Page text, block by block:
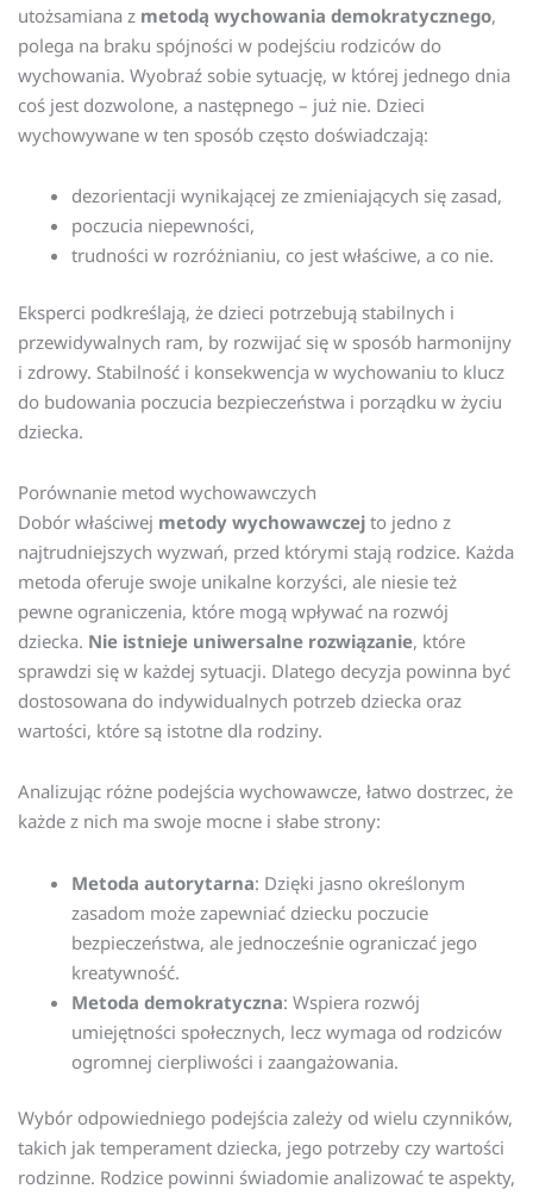
utożsamiana z metodą wychowania demokratycznego,
polega na braku spójności w podejściu rodziców do
wychowania. Wyobraź sobie sytuację, w której jednego dnia
coś jest dozwolone, a następnego – już nie. Dzieci
wychowywane w ten sposób często doświadczają:
dezorientacji wynikającej ze zmieniających się zasad,
poczucia niepewności,
trudności w rozróżnianiu, co jest właściwe, a co nie.
Eksperci podkreślają, że dzieci potrzebują stabilnych i
przewidywalnych ram, by rozwijać się w sposób harmonijny
i zdrowy. Stabilność i konsekwencja w wychowaniu to klucz
do budowania poczucia bezpieczeństwa i porządku w życiu
dziecka.
Porównanie metod wychowawczych
Dobór właściwej metody wychowawczej to jedno z
najtrudniejszych wyzwań, przed którymi stają rodzice. Każda
metoda oferuje swoje unikalne korzyści, ale niesie też
pewne ograniczenia, które mogą wpływać na rozwój
dziecka. Nie istnieje uniwersalne rozwiązanie, które
sprawdzi się w każdej sytuacji. Dlatego decyzja powinna być
dostosowana do indywidualnych potrzeb dziecka oraz
wartości, które są istotne dla rodziny.
Analizując różne podejścia wychowawcze, łatwo dostrzec, że
każde z nich ma swoje mocne i słabe strony:
Metoda autorytarna: Dzięki jasno określonym
zasadom może zapewniać dziecku poczucie
bezpieczeństwa, ale jednocześnie ograniczać jego
kreatywność.
Metoda demokratyczna: Wspiera rozwój
umiejętności społecznych, lecz wymaga od rodziców
ogromnej cierpliwości i zaangażowania.
Wybór odpowiedniego podejścia zależy od wielu czynników,
takich jak temperament dziecka, jego potrzeby czy wartości
rodzinne. Rodzice powinni świadomie analizować te aspekty,